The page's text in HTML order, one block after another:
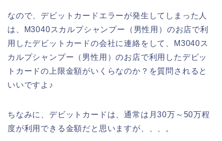
なので、デビットカードエラーが発生してしまった人
は、M3040スカルプシャンプー（男性用）のお店で利
用したデビットカードの会社に連絡をして、M3040ス
カルプシャンプー（男性用）のお店で利用したデビッ
トカードの上限金額がいくらなのか？を質問されると
いいですよ♪
ちなみに、デビットカードは、通常は月30万～50万程
度が利用できる金額だと思いますが、、、。